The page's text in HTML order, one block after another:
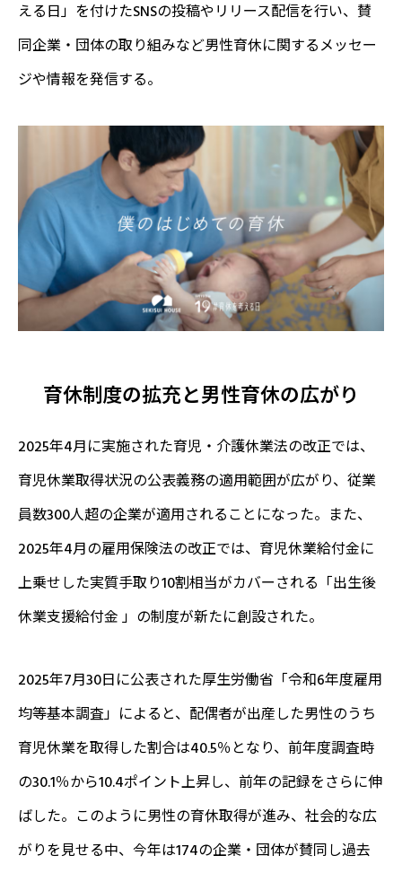
える日」を付けたSNSの投稿やリリース配信を行い、賛
同企業・団体の取り組みなど男性育休に関するメッセー
ジや情報を発信する。
育休制度の拡充と男性育休の広がり
2025年4月に実施された育児・介護休業法の改正では、
育児休業取得状況の公表義務の適用範囲が広がり、従業
員数300人超の企業が適用されることになった。また、
2025年4月の雇用保険法の改正では、育児休業給付金に
上乗せした実質手取り10割相当がカバーされる「出生後
休業支援給付金 」の制度が新たに創設された。
2025年7月30日に公表された厚生労働省「令和6年度雇用
均等基本調査」によると、配偶者が出産した男性のうち
育児休業を取得した割合は40.5％となり、前年度調査時
の30.1％から10.4ポイント上昇し、前年の記録をさらに伸
ばした。このように男性の育休取得が進み、社会的な広
がりを見せる中、今年は174の企業・団体が賛同し過去